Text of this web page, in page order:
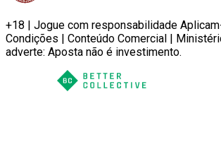
+18 | Jogue com responsabilidade
Condições | Conteúdo Comercial |
adverte: Aposta não é investimento.